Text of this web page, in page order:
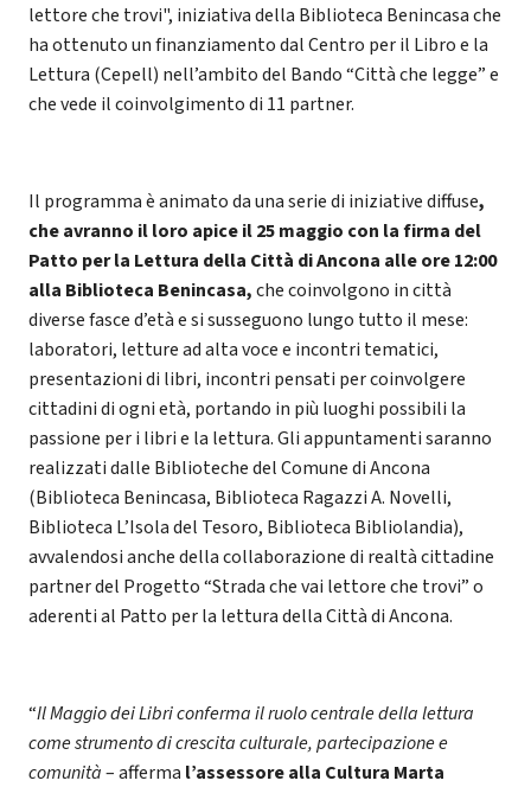
lettore che trovi", iniziativa della Biblioteca Benincasa che
ha ottenuto un finanziamento dal Centro per il Libro e la
Lettura (Cepell) nell’ambito del Bando “Città che legge” e
che vede il coinvolgimento di 11 partner.
Il programma è animato da una serie di iniziative diffuse,
che avranno il loro apice il 25 maggio con la firma del
Patto per la Lettura della Città di Ancona alle ore 12:00
alla Biblioteca Benincasa,che coinvolgono in città
diverse fasce d’età e si susseguono lungo tutto il mese:
laboratori, letture ad alta voce e incontri tematici,
presentazioni di libri, incontri pensati per coinvolgere
cittadini di ogni età, portando in più luoghi possibili la
passione per i libri e la lettura. Gli appuntamenti saranno
realizzati dalle Biblioteche del Comune di Ancona
(Biblioteca Benincasa, Biblioteca Ragazzi A. Novelli,
Biblioteca L’Isola del Tesoro, Biblioteca Bibliolandia),
avvalendosi anche della collaborazione di realtà cittadine
partner del Progetto “Strada che vai lettore che trovi” o
aderenti al Patto per la lettura della Città di Ancona.
“Il Maggio dei Libri conferma il ruolo centrale della lettura
come strumento di crescita culturale, partecipazione e
comunità– afferma l’assessore alla Cultura Marta